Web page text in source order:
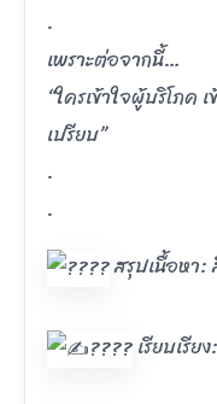
.
เพราะต่อจากนี้…
“ใครเข้าใจผู้บริโภค
เปรียบ”
.
.
สรุปเนื้อหา:
เรียบเรี